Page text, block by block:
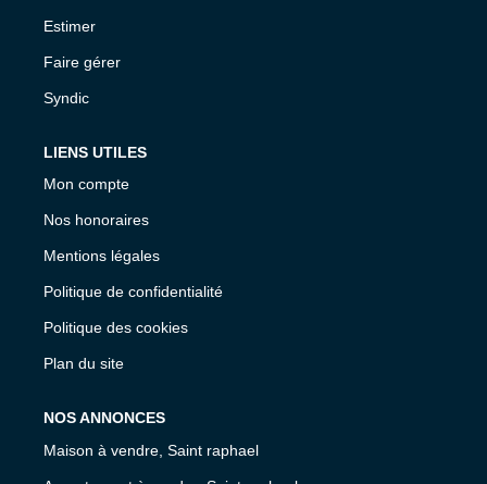
Estimer
Faire gérer
Syndic
LIENS UTILES
Mon compte
Nos honoraires
Mentions légales
Politique de confidentialité
Politique des cookies
Plan du site
NOS ANNONCES
Maison à vendre, Saint raphael